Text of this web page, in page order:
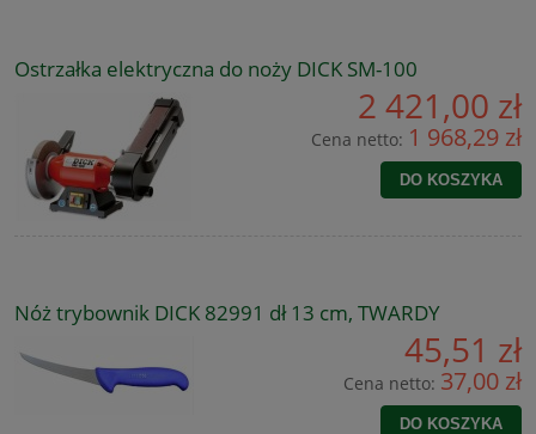
Ostrzałka elektryczna do noży DICK SM-100
2 421,00 zł
Cena netto: 1 968,29 zł
DO KOSZYKA
Nóż trybownik DICK 82991 dł 13 cm, TWARDY
45,51 zł
Cena netto: 37,00 zł
DO KOSZYKA